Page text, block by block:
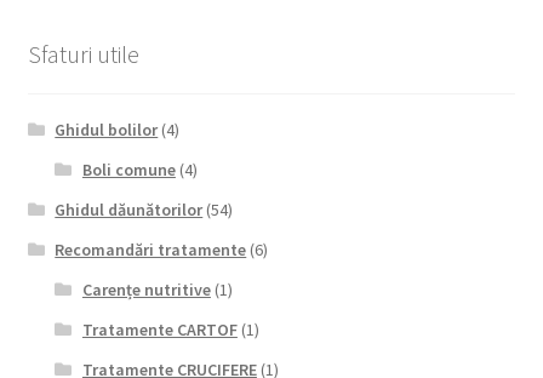
Sfaturi utile
Ghidul bolilor(4)
Boli comune(4)
Ghidul dăunătorilor(54)
Recomandări tratamente (6)
Carențe nutritive(1)
Tratamente CARTOF(1)
Tratamente CRUCIFERE(1)